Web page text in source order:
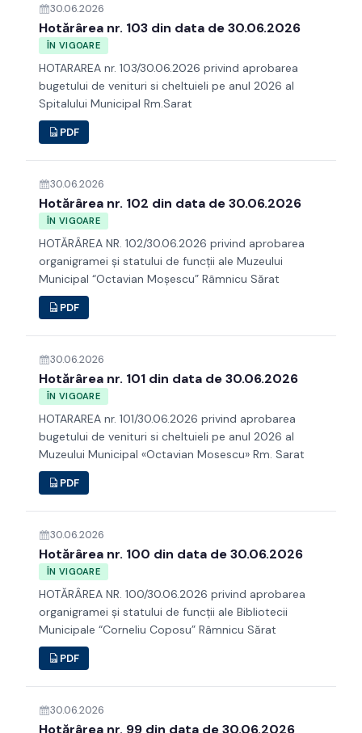
30.06.2026
Hotărârea nr. 103 din data de 30.06.2026
ÎN VIGOARE
HOTARAREA nr. 103/30.06.2026 privind aprobarea
bugetului de venituri si cheltuieli pe anul 2026 al
Spitalului Municipal Rm.Sarat
PDF
30.06.2026
Hotărârea nr. 102 din data de 30.06.2026
ÎN VIGOARE
HOTĂRÂREA NR. 102/30.06.2026 privind aprobarea
organigramei şi statului de funcţii ale Muzeului
Municipal “Octavian Moșescu” Râmnicu Sărat
PDF
30.06.2026
Hotărârea nr. 101 din data de 30.06.2026
ÎN VIGOARE
HOTARAREA nr. 101/30.06.2026 privind aprobarea
bugetului de venituri si cheltuieli pe anul 2026 al
Muzeului Municipal «Octavian Mosescu» Rm. Sarat
PDF
30.06.2026
Hotărârea nr. 100 din data de 30.06.2026
ÎN VIGOARE
HOTĂRÂREA NR. 100/30.06.2026 privind aprobarea
organigramei şi statului de funcţii ale Bibliotecii
Municipale “Corneliu Coposu” Râmnicu Sărat
PDF
30.06.2026
Hotărârea nr. 99 din data de 30.06.2026